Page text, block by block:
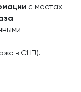
о местах
в СНГ!).